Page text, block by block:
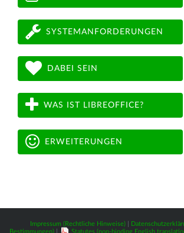
SYSTEMANFORDERUNGEN
DABEI SEIN
WAS IST LIBREOFFICE?
ERWEITERUNGEN
Impressum (Rechtliche Hinweise)|
Bestimmungen)
Statutes (non-binding English